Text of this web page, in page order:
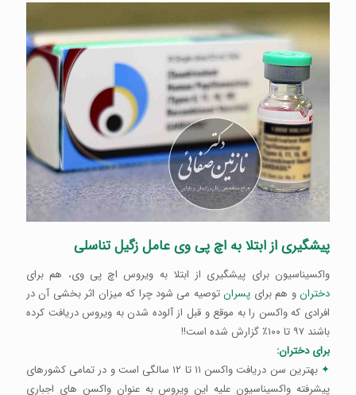
پیشگیری از ابتلا به اچ پی وی عامل زگیل تناسلی
واکسیناسیون برای پیشگیری از ابتلا به ویروس اچ پی وی، هم برای
دخترانو هم برای پسرانتوصیه می شود چرا که میزان اثر بخشی آن در
افرادی که واکسن را به موقع و قبل از آلوده شدن به ویروس دریافت کرده
باشند ۹۷ تا ۱۰۰‎٪ گزارش شده است!!
برای دختران:
✦
بهترین سن دریافت واکسن ۱۱ تا ۱۲ سالگی است و در تمامی کشورهای
پیشرفته واکسیناسیون علیه این ویروس به عنوان واکسن های اجباری